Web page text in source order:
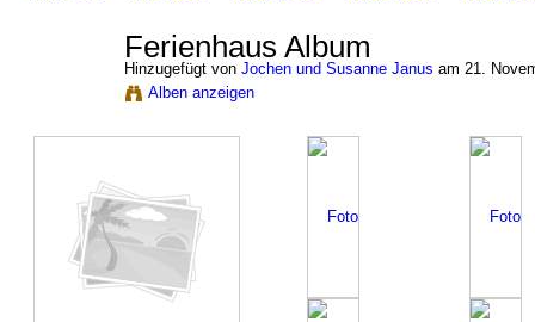
Ferienhaus Album
Hinzugefügt von Jochen und Susanne Janus am 21.
Alben anzeigen